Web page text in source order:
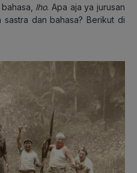
lho. Apa aja ya jurusan
sastra dan bahasa? Berikut di